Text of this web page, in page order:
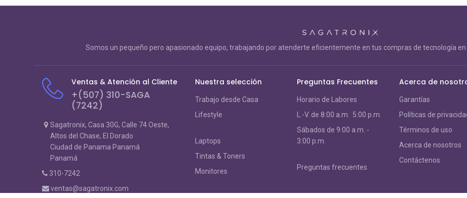
Somos un pequeño pero apasionado equipo, trabajando por atenderte eficientemente en tus compras de tecnología
Ventas & Atención al Cliente
+(507) 310-SAGA
(7242)
Sagatronix, Casa 30G, Calle 74 Oeste,
Altos del Chase, El Dorado
Ciudad de Panama Panamá
Panamá
310-7242
ventas@sagatronix.com
Nuestra selección
Trabajo desde Casa
Lifestyle
Laptops
Tintas & Toners
Monitores
Preguntas Frecuentes
Horario de Labores
L.-V. de 8:00 a.m. 5:00 p.m.
Sábados de 9:00 a.m. -
3:00 p.m.
Preguntas frecuentes
Acerca de
Garantías
Políticas de
Términos de uso
Acerca de nosotros
Contáctenos